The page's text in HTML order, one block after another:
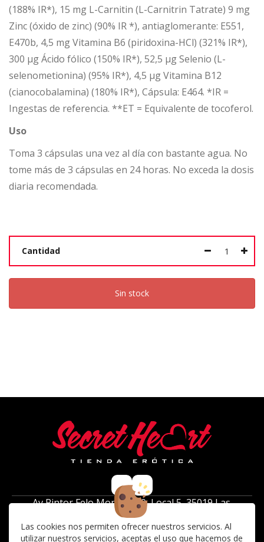
Las cookies nos permiten ofrecer nuestros servicios. Al
utilizar nuestros servicios, aceptas el uso que hacemos de
(188% IR*), 15 mg L-Carnitin (L-Carnitrin Tatrate) 9 mg
Zinc (óxido de zinc) (90% IR *), antiaglomerante: E551,
E470b, 4,5 mg Vitamina B6 (piridoxina-HCl) (321% IR*),
300 µg Ácido fólico (150% IR*), 52,5 µg Selenio (L-
selenometionina) (95% IR*), 4,5 µg Vitamina B12
(cianocobalamina) (180% IR*), Cápsula: E464. *IR =
Ingestas de referencia. **ET = Equivalente de tocoferol.
Uso
Toma 3 cápsulas una vez al día con bastante agua. No
tome más de 3 cápsulas en 24 horas. No exceda la dosis
diaria recomendada.
Cantidad
Sin stock
Av Pintor Felo Monzón 39, Local 5, 35019 Las
Palmas de Gran Canaria ( frente al centro
comercial 7 palmas)